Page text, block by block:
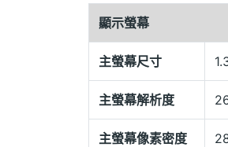
並提供身體能量指數
計劃；另具備睡眠監
SatIQ 技術，掌握優
PACEPRO 配速助手
Garmin fenix 7 Pro
顯示螢幕
主螢幕尺寸
主螢幕解析度
主螢幕像素密度